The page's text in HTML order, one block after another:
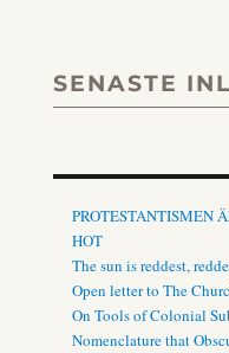
SENASTE
PROTESTANTISMEN
HOT
The sun is reddest,
Open letter to The
On Tools of Colonial
Nomenclature that